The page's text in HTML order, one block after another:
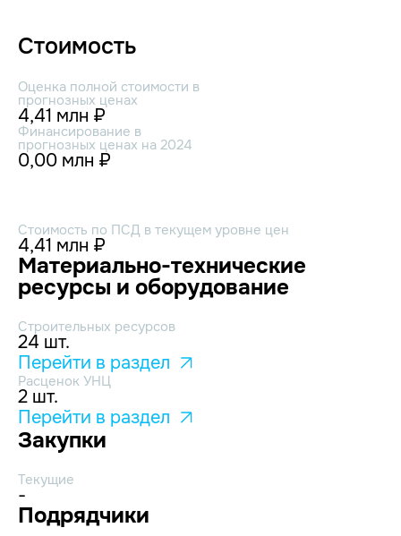
Стоимость
Оценка полной стоимости в
прогнозных ценах
4,41 млн ₽
Финансирование в
прогнозных ценах на 2024
0,00 млн ₽
Стоимость по ПСД в текущем уровне цен
4,41 млн ₽
Материально-технические
ресурсы и оборудование
Строительных ресурсов
24 шт.
Перейти в раздел
Расценок УНЦ
2 шт.
Перейти в раздел
Закупки
Текущие
-
Подрядчики